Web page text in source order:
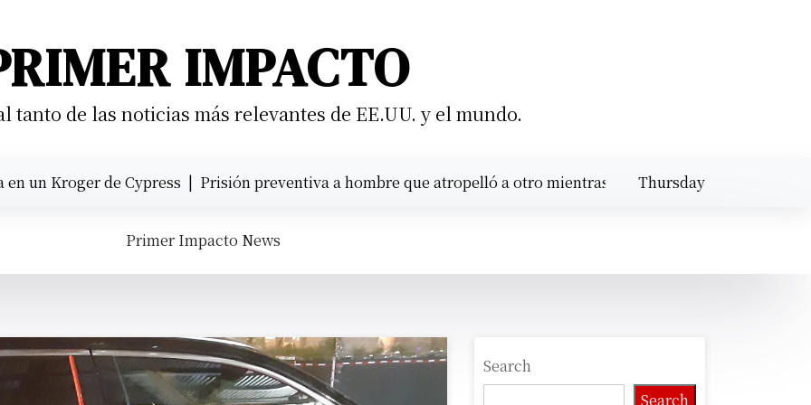
IMPACTO
tanto de las noticias más relevantes de EE.UU. y el mundo.
Kroger de Cypress |Prisión preventiva a hombre que atropelló a otro mientras calibraba un motor en Santiago |
Thursday
Primer Impacto News
Search
Search